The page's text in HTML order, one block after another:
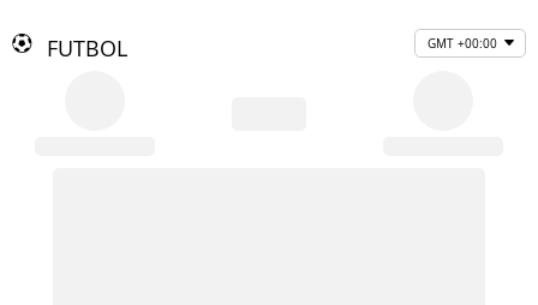
FUTBOL GMT +00:00